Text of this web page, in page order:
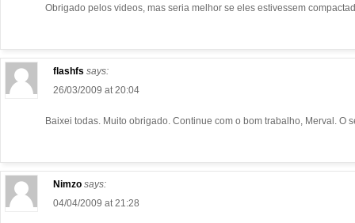
Obrigado pelos videos, mas seria melhor se eles estivessem
flashfs says:
26/03/2009 at 20:04
Baixei todas. Muito obrigado. Continue com o bom trabalho, Merval. O
Nimzo says:
04/04/2009 at 21:28